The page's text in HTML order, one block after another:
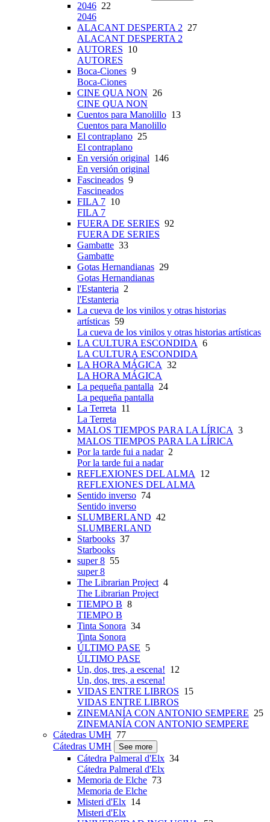
2046 22
2046
ALACANT DESPERTA 2 27
ALACANT DESPERTA 2
AUTORES 10
AUTORES
Boca-Ciones 9
Boca-Ciones
CINE QUA NON 26
CINE QUA NON
Cuentos para Manolillo 13
Cuentos para Manolillo
El contraplano 25
El contraplano
En versión original 146
En versión original
Fascineados 9
Fascineados
FILA 7 10
FILA 7
FUERA DE SERIES 92
FUERA DE SERIES
Gambatte 33
Gambatte
Gotas Hernandianas 29
Gotas Hernandianas
l'Estanteria 2
l'Estanteria
La cueva de los vinilos y otras historias
artísticas 59
La cueva de los vinilos y otras historias artísticas
LA CULTURA ESCONDIDA 6
LA CULTURA ESCONDIDA
LA HORA MÁGICA 32
LA HORA MÁGICA
La pequeña pantalla 24
La pequeña pantalla
La Terreta 11
La Terreta
MALOS TIEMPOS PARA LA LÍRICA 3
MALOS TIEMPOS PARA LA LÍRICA
Por la tarde fui a nadar2
Por la tarde fui a nadar
REFLEXIONES DEL ALMA
12
REFLEXIONES DEL ALMA
Sentido inverso 74
Sentido inverso
SLUMBERLAND 42
SLUMBERLAND
Starbooks 37
Starbooks
super 8 55
super 8
The Librarian Project 4
The Librarian Project
TIEMPO B 8
TIEMPO B
Tinta Sonora 34
Tinta Sonora
ÚLTIMO PASE 5
ÚLTIMO PASE
Un, dos, tres, a escena! 12
Un, dos, tres, a escena!
VIDAS ENTRE LIBROS 15
VIDAS ENTRE LIBROS
ZINEMANÍA CON ANTONIO SEMPERE 25
ZINEMANÍA CON ANTONIO SEMPERE
Cátedras UMH 77
Cátedras UMH
See more
Cátedra Palmeral d'Elx 34
Cátedra Palmeral d'Elx
Memoria de Elche 73
Memoria de Elche
Misteri d'Elx 14
Misteri d'Elx